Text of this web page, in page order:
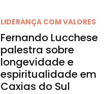
LIDERANÇA COM VALORES
Fernando Lucchese
palestra sobre
longevidade e
espiritualidade em
Caxias do Sul